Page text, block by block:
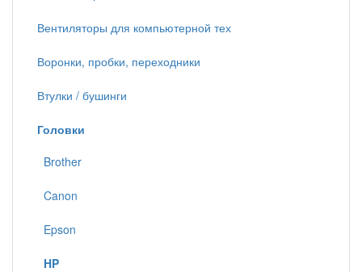
Вентиляторы для компьютерной тех
Воронки, пробки, переходники
Втулки / бушинги
Головки
Brother
Canon
Epson
HP